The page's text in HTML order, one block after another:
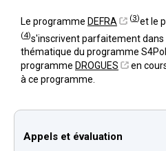
Le programme DEFRA (3)et le
(4)s'inscrivent parfaitement dans
thématique du programme
programme DROGUES
en
à ce programme.
Appels et évaluation